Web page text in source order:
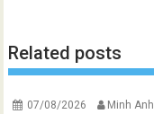
Related posts
07/08/2026 Minh Anh